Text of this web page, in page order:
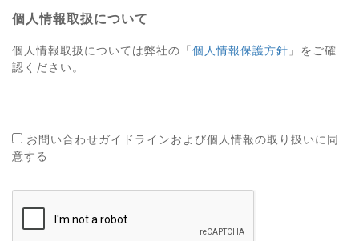
個人情報取扱について
個人情報取扱については弊社の「個人情報保護方針 」をご確
認ください。
お問い合わせガイドラインおよび個人情報の取り扱いに同
意する